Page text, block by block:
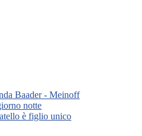
Baader - Meinoff
notte
è figlio unico